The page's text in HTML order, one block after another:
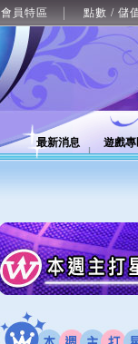
會員特區 點數 / 儲
最新消息 遊戲